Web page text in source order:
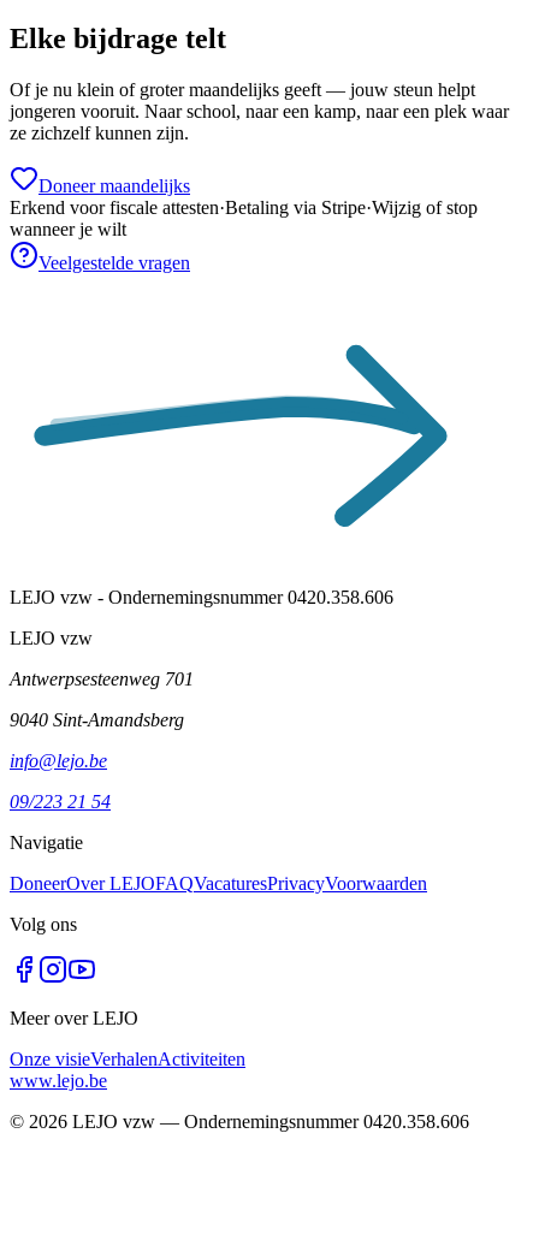
Elke bijdrage telt
Of je nu klein of groter maandelijks geeft — jouw steun helpt
jongeren vooruit. Naar school, naar een kamp, naar een plek waar
ze zichzelf kunnen zijn.
Doneer maandelijks
Erkend voor fiscale attesten·Betaling via Stripe·Wijzig of stop
wanneer je wilt
Veelgestelde vragen
LEJO vzw - Ondernemingsnummer 0420.358.606
LEJO vzw
Antwerpsesteenweg 701
9040 Sint-Amandsberg
info@lejo.be
09/223 21 54
Navigatie
DoneerOver LEJOFAQVacaturesPrivacyVoorwaarden
Volg ons
Meer over LEJO
Onze visieVerhalenActiviteiten
www.lejo.be
© 2026 LEJO vzw — Ondernemingsnummer0420.358.606